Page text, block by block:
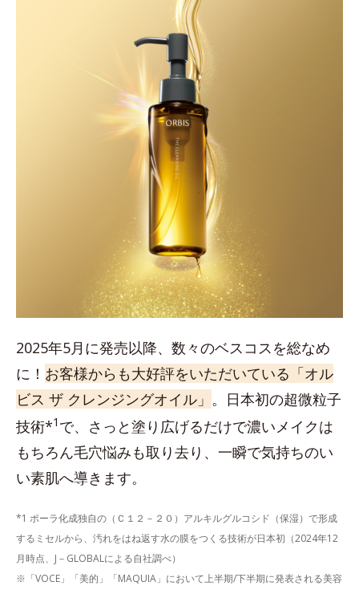
2025年5月に発売以降、数々のベスコスを総なめ
に！ お客様からも大好評をいただいている「オル
ビス ザ クレンジングオイル」 。日本初の超微粒子
技術*1 で、さっと塗り広げるだけで濃いメイクは
もちろん毛穴悩みも取り去り、一瞬で気持ちのい
い素肌へ導きます。
*1 ポーラ化成独自の（Ｃ１２－２０）アルキルグルコシド（保湿）で形成
するミセルから、汚れをはね返す水の膜をつくる技術が日本初（2024年12
月時点、J－GLOBALによる自社調べ）
※「VOCE」「美的」「MAQUIA」において上半期/下半期に発表される美容